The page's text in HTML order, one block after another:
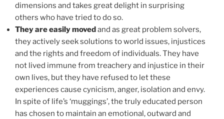
dimensions and takes great delight in surprising
others who have tried to do so.
They are easily movedand as great problem solvers,
they actively seek solutions to world issues, injustices
and the rights and freedom of individuals. They have
not lived immune from treachery and injustice in their
own lives, but they have refused to let these
experiences cause cynicism, anger, isolation and envy.
In spite of life’s ‘muggings’, the truly educated person
has chosen to maintain an emotional, outward and